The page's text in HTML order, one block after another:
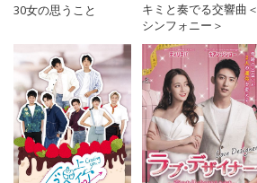
30女の思うこと
キミと奏でる交響曲＜
シンフォニー＞